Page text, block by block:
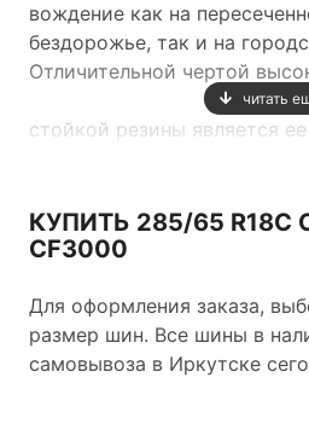
вождение как на
бездорожье, так и на
Отличительной чертой
стойкой резины является
кордом. Машина с такими
справляется со сложной
мокром грунте. Покрышки
грязи, эффективно выводят
читать
КУПИТЬ 285/65 R18C
CF3000
Для оформления заказа,
размер шин. Все шины в
самовывоза в Иркутске